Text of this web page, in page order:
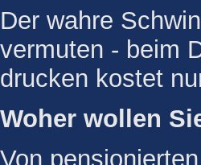
Der wahre
vermuten - beim
drucken kostet
Woher wollen
Von